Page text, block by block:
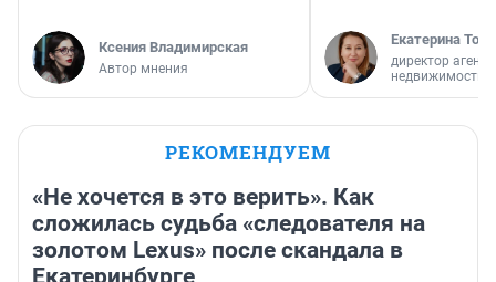
Ксения Владимирская
Автор мнения
Екатерина
директор
недвижимости
РЕКОМЕНДУЕМ
«Не хочется в это верить». Как
сложилась судьба «следователя на
золотом Lexus» после скандала в
Екатеринбурге